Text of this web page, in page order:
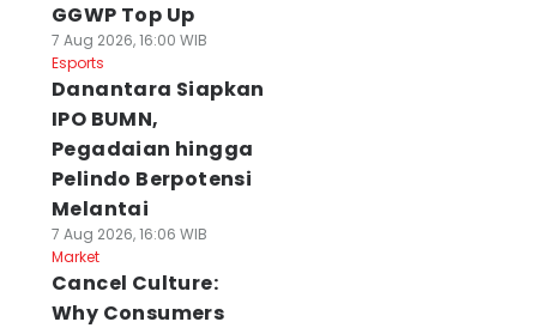
GGWP Top Up
7 Aug 2026, 16:00 WIB
Esports
Danantara Siapkan
IPO BUMN,
Pegadaian hingga
Pelindo Berpotensi
Melantai
7 Aug 2026, 16:06 WIB
Market
Cancel Culture:
Why Consumers